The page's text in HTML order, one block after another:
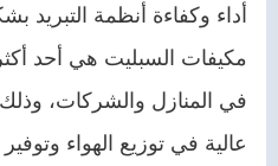
أداء وكفاءة أنظمة
مكيفات السبليت هي أحد
في المنازل والشركات، وذلك
عالية في توزيع الهواء